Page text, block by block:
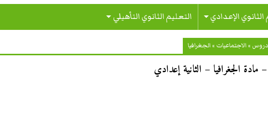
الثانوي الإعدادي التعليم الثانوي التأهيلي
دروس »الاجتماعيات »الجغرافيا
الجغرافيا – الثانية إعدادي